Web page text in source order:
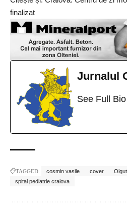
finalizat
Jurnalul
See Full Bio
TAGGED: cosmin vasile cover
spital pediatrie craiova